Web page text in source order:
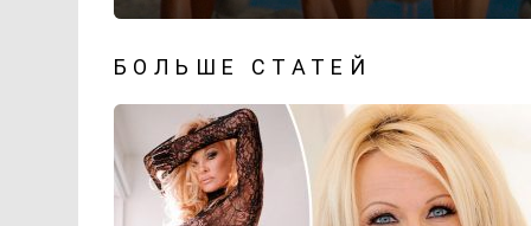
БОЛЬШЕ СТАТЕЙ